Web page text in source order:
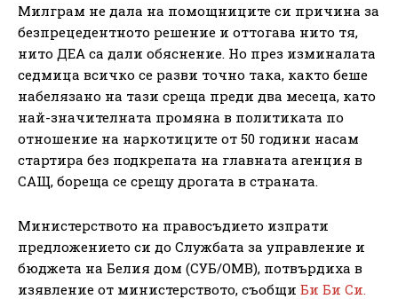
Милграм не дала на помощниците си причина за
безпрецедентното решение и оттогава нито тя,
нито ДЕА са дали обяснение. Но през изминалата
седмица всичко се разви точно така, както беше
набелязано на тази среща преди два месеца, като
най-значителната промяна в политиката по
отношение на наркотиците от 50 години насам
стартира без подкрепата на главната агенция в
САЩ, бореща се срещу дрогата в страната.
Министерството на правосъдието изпрати
предложението си до Службата за управление и
бюджета на Белия дом (СУБ/OMB), потвърдиха в
изявление от министерството, съобщи Би Би Си.